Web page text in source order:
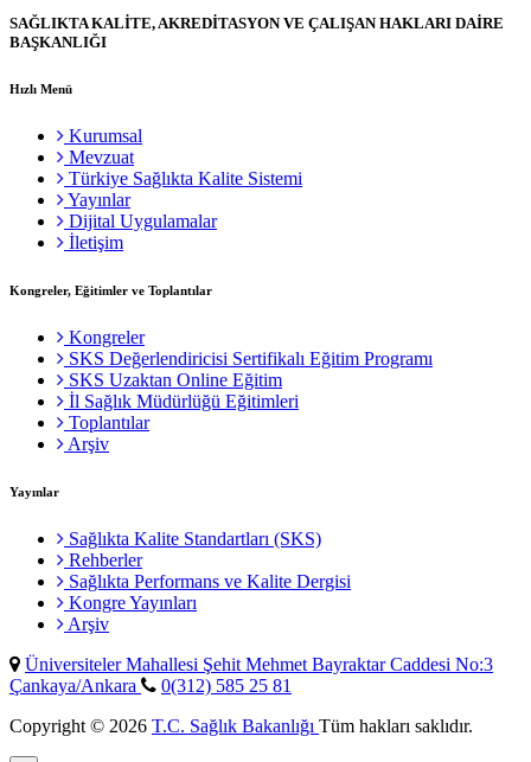
SAĞLIKTA KALİTE, AKREDİTASYON VE ÇALIŞAN HAKLARI DAİRE
BAŞKANLIĞI
Hızlı Menü
Kurumsal
Mevzuat
Türkiye Sağlıkta Kalite Sistemi
Yayınlar
Dijital Uygulamalar
İletişim
Kongreler, Eğitimler ve Toplantılar
Kongreler
SKS Değerlendiricisi Sertifikalı Eğitim Programı
SKS Uzaktan Online Eğitim
İl Sağlık Müdürlüğü Eğitimleri
Toplantılar
Arşiv
Yayınlar
Sağlıkta Kalite Standartları (SKS)
Rehberler
Sağlıkta Performans ve Kalite Dergisi
Kongre Yayınları
Arşiv
Üniversiteler Mahallesi Şehit Mehmet Bayraktar Caddesi No:3
Çankaya/Ankara
0(312) 585 25 81
Copyright © 2026 T.C. Sağlık Bakanlığı Tüm hakları saklıdır.